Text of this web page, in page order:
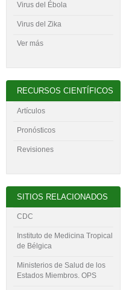
Virus del Ébola
Virus del Zika
Ver más
RECURSOS CIENTÍFICOS
Artículos
Pronósticos
Revisiones
SITIOS RELACIONADOS
CDC
Instituto de Medicina Tropical
de Bélgica
Ministerios de Salud de los
Estados Miembros. OPS